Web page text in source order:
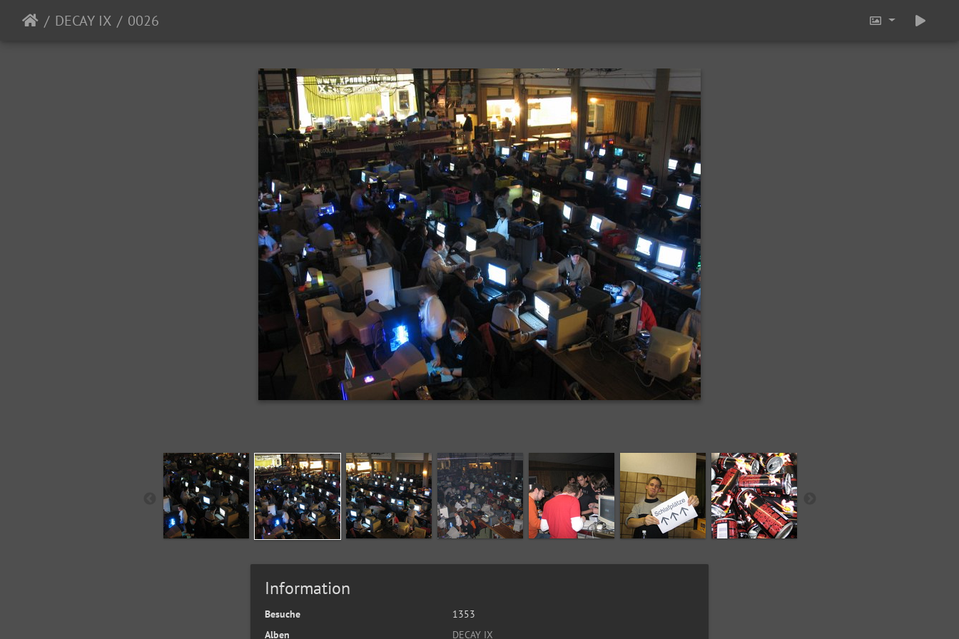
DECAY IX 0026
Information
Besuche
1353
Alben
DECAY IX